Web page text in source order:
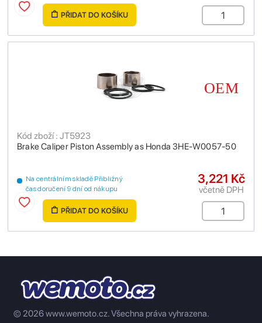
PŘIDAT DO KOŠÍKU
Brake Caliper Piston Assembly as Honda 3HE-W0057-50
Kód zboží : JT5923
Na centrálním skladě Přibližný
čas doručení 9 dní od nákupu
3,221 Kč
včetně DPH
PŘIDAT DO KOŠÍKU
© 2026 www.wemoto.cz.Všechna práva vyhrazena.